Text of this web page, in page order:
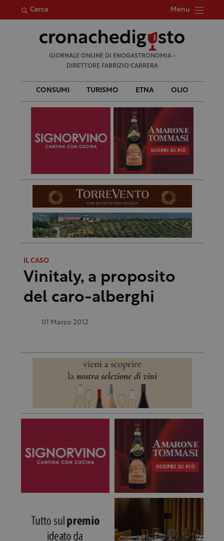
Cerca Menu
per:
GIORNALE ONLINE DI ENOGASTRONOMIA •
DIRETTORE FABRIZIO CARRERA
CONSUMI TURISMO ETNA OLIO
IL CASO
Vinitaly, a proposito
del caro-alberghi
01 Marzo 2012